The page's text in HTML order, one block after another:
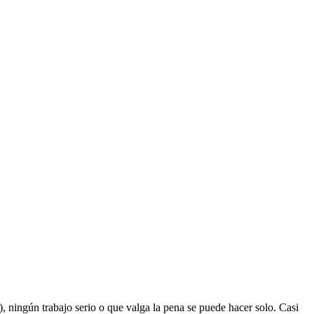
trabajo serio o que valga la pena se puede hacer solo. Casi